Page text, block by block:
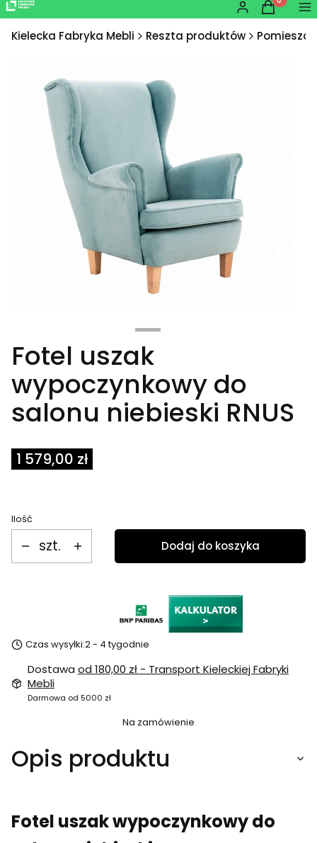
Zaloguj się
Produkty
Koszyk
Kielecka Fabryka Mebli Reszta produktów
Fotel uszak
wypoczynkowy do
salonu niebieski RNUS
Cena
1 579,00 zł
Ilość
szt. Dodaj do koszyka
Czas wysyłki:2 - 4 tygodnie
Dostawa od 180,00 zł - Transport Kieleckiej Fabryki
Mebli
Darmowa od 5000 zł
Na zamówienie
Opis produktu
Fotel uszak wypoczynkowy do